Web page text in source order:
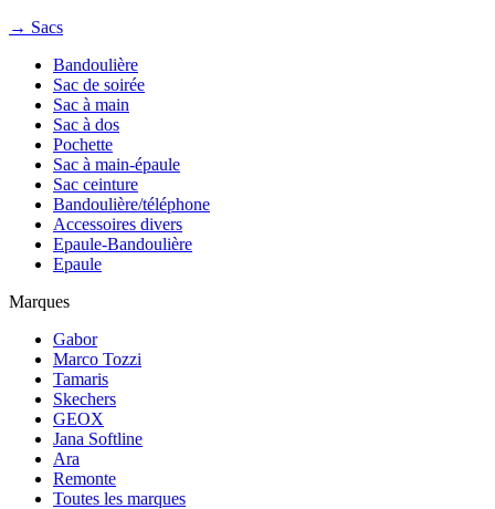
→ Sacs
Bandoulière
Sac de soirée
Sac à main
Sac à dos
Pochette
Sac à main-épaule
Sac ceinture
Bandoulière/téléphone
Accessoires divers
Epaule-Bandoulière
Epaule
Marques
Gabor
Marco Tozzi
Tamaris
Skechers
GEOX
Jana Softline
Ara
Remonte
Toutes les marques